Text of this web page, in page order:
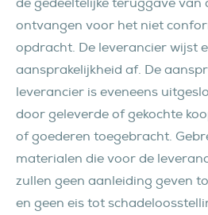
de gedeeltelijke teruggave van
ontvangen voor het niet
opdracht. De leverancier wijst
aansprakelijkheid af. De
leverancier is eveneens
door geleverde of gekochte
of goederen toegebracht.
materialen die voor de
zullen geen aanleiding geven
en geen eis tot